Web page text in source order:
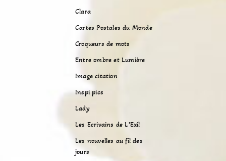
Clara
Cartes Postales du Monde
Croqueurs de mots
Entre ombre et Lumière
Image citation
Inspi pics
Lady
Les Ecrivains de L’Exil
Les nouvelles au fil des
jours